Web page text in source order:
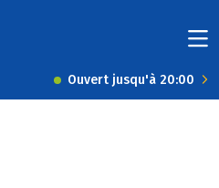
Ouvert jusqu'à 20:00